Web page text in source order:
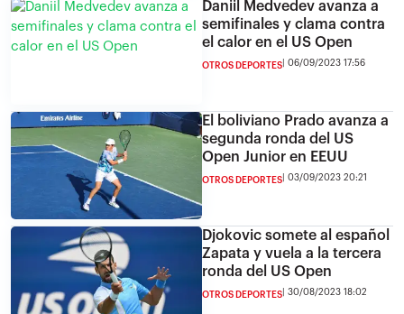
Daniil Medvedev avanza a
semifinales y clama contra
el calor en el US Open
OTROS DEPORTES 06/09/2023 17:56
El boliviano Prado avanza a
segunda ronda del US
Open Junior en EEUU
OTROS DEPORTES 03/09/2023 20:21
Djokovic somete al español
Zapata y vuela a la tercera
ronda del US Open
OTROS DEPORTES 30/08/2023 18:02